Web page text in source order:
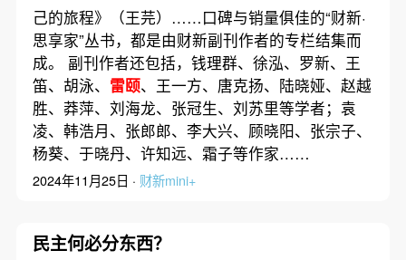
己的旅程》（王芫）……口碑与销量俱佳的“财新·
思享家”丛书，都是由财新副刊作者的专栏结集而
成。 副刊作者还包括，钱理群、徐泓、罗新、王
笛、胡泳、 雷颐、王一方、唐克扬、陆晓娅、赵越
胜、莽萍、刘海龙、张冠生、刘苏里等学者；袁
凌、韩浩月、张郎郎、李大兴、顾晓阳、张宗子、
杨葵、于晓丹、许知远、霜子等作家……
2024年11月25日 · 财新mini+
民主何必分东西？